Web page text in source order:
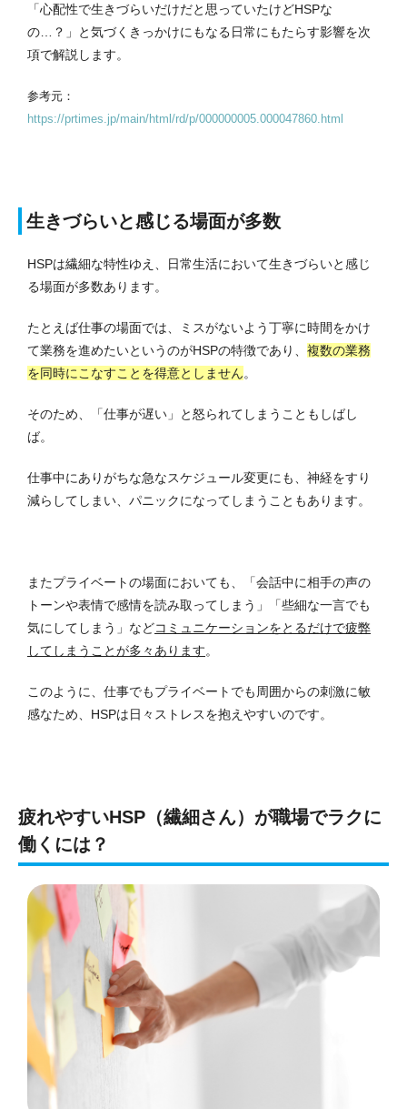
「心配性で生きづらいだけだと思っていたけどHSPな
の…？」と気づくきっかけにもなる日常にもたらす影響を次
項で解説します。
参考元：
https://prtimes.jp/main/html/rd/p/000000005.000047860.html
生きづらいと感じる場面が多数
HSPは繊細な特性ゆえ、日常生活において生きづらいと感じ
る場面が多数あります。
たとえば仕事の場面では、ミスがないよう丁寧に時間をかけ
て業務を進めたいというのがHSPの特徴であり、 複数の業務
を同時にこなすことを得意としません。
そのため、「仕事が遅い」と怒られてしまうこともしばし
ば。
仕事中にありがちな急なスケジュール変更にも、神経をすり
減らしてしまい、パニックになってしまうこともあります。
またプライベートの場面においても、「会話中に相手の声の
トーンや表情で感情を読み取ってしまう」「些細な一言でも
気にしてしまう」などコミュニケーションをとるだけで疲弊
してしまうことが多々あります。
このように、仕事でもプライベートでも周囲からの刺激に敏
感なため、HSPは日々ストレスを抱えやすいのです。
疲れやすいHSP（繊細さん）が職場でラクに
働くには？